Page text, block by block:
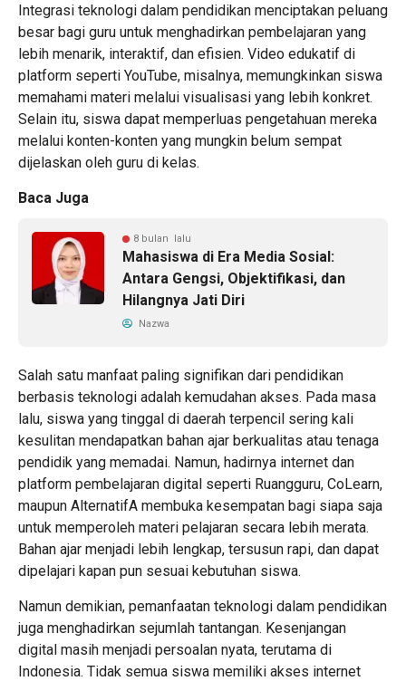
Integrasi teknologi dalam pendidikan menciptakan peluang
besar bagi guru untuk menghadirkan pembelajaran yang
lebih menarik, interaktif, dan efisien. Video edukatif di
platform seperti YouTube, misalnya, memungkinkan siswa
memahami materi melalui visualisasi yang lebih konkret.
Selain itu, siswa dapat memperluas pengetahuan mereka
melalui konten-konten yang mungkin belum sempat
dijelaskan oleh guru di kelas.
Baca Juga
8 bulan lalu
Mahasiswa di Era Media Sosial:
Antara Gengsi, Objektifikasi, dan
Hilangnya Jati Diri
Nazwa
Salah satu manfaat paling signifikan dari pendidikan
berbasis teknologi adalah kemudahan akses. Pada masa
lalu, siswa yang tinggal di daerah terpencil sering kali
kesulitan mendapatkan bahan ajar berkualitas atau tenaga
pendidik yang memadai. Namun, hadirnya internet dan
platform pembelajaran digital seperti Ruangguru, CoLearn,
maupun AlternatifA membuka kesempatan bagi siapa saja
untuk memperoleh materi pelajaran secara lebih merata.
Bahan ajar menjadi lebih lengkap, tersusun rapi, dan dapat
dipelajari kapan pun sesuai kebutuhan siswa.
Namun demikian, pemanfaatan teknologi dalam pendidikan
juga menghadirkan sejumlah tantangan. Kesenjangan
digital masih menjadi persoalan nyata, terutama di
Indonesia. Tidak semua siswa memiliki akses internet